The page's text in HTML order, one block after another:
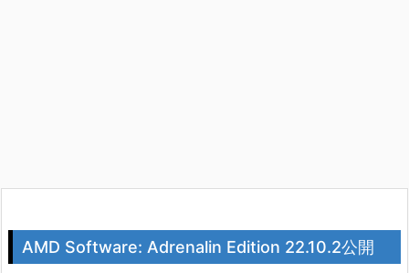
AMD Software: Adrenalin Edition 22.10.2公開